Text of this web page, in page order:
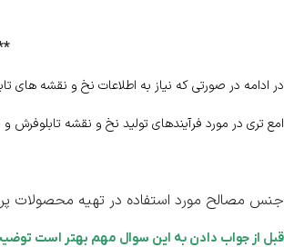
در ادامه در صورتی که نیاز به اطلاعات نخ و نقشه های
امع تری در مورد فرآیندهای تولید نخ و نقشه تابلوفرش
جنس مصالح مورد استفاده در تهیه محصولات
قبل از جواب دادن به این سوال مهم بهتر است